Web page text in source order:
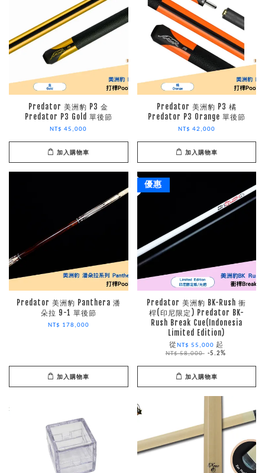
Predator 美洲豹 P3 金
Predator P3 Gold 單後節
NT$ 45,000
加入購物車
Predator 美洲豹 P3 橘
Predator P3 Orange 單後節
NT$ 42,000
加入購物車
Predator 美洲豹 Panthera 潘
朵拉 9-1 單後節
NT$ 178,000
加入購物車
優惠
Predator 美洲豹 BK-Rush 衝
桿(印尼限定) Predator BK-
Rush Break Cue(Indonesia
Limited Edition)
從NT$ 55,000 起
NT$ 58,000 -5.2%
加入購物車